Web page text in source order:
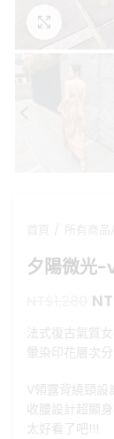
夕陽微光-
原
價
格
法式復古氣質
暈染印花層次
V領露背繞頸設
收腰設計超顯
太好看了吧!!!